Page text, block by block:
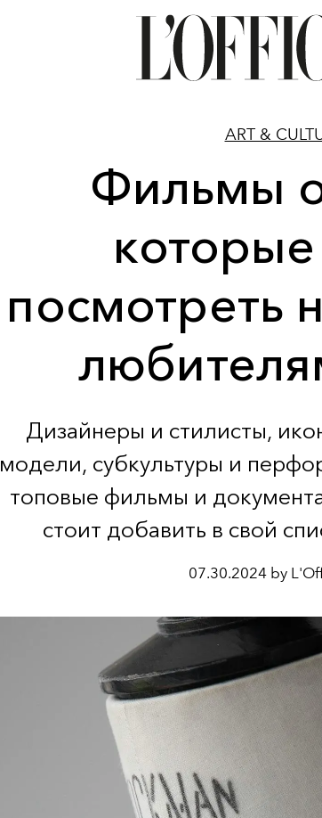
ART &
Фильмы
которые
посмотреть
Дизайнеры и стилисты,
модели, субкультуры и
топовые фильмы и
стоит добавить в свой
07.30.2024 by